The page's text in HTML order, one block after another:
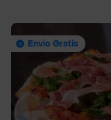
Envío Gratis